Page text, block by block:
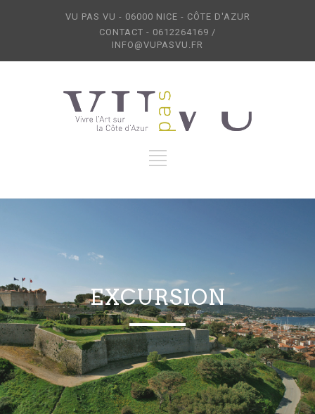
VU PAS VU - 06000 NICE - CÔTE D'AZUR
CONTACT - 0612264169 /
INFO@VUPASVU.FR
EXCURSION